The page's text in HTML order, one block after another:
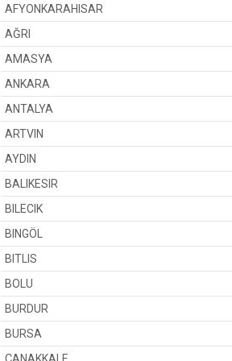
AFYONKARAHISAR
AĞRI
AMASYA
ANKARA
ANTALYA
ARTVIN
AYDIN
BALIKESIR
BILECIK
BINGÖL
BITLIS
BOLU
BURDUR
BURSA